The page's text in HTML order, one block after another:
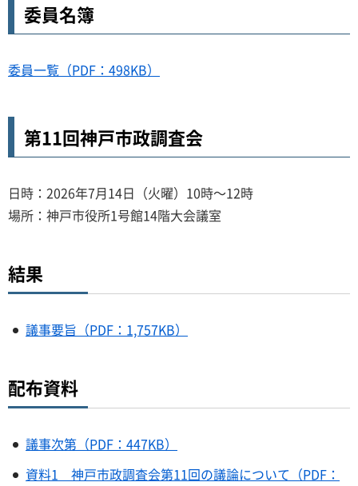
委員名簿
委員一覧（PDF：498KB）
第11回神戸市政調査会
日時：2026年7月14日（火曜）10時～12時
場所：神戸市役所1号館14階大会議室
結果
議事要旨（PDF：1,757KB）
配布資料
議事次第（PDF：447KB）
資料1 神戸市政調査会第11回の議論について（PDF：